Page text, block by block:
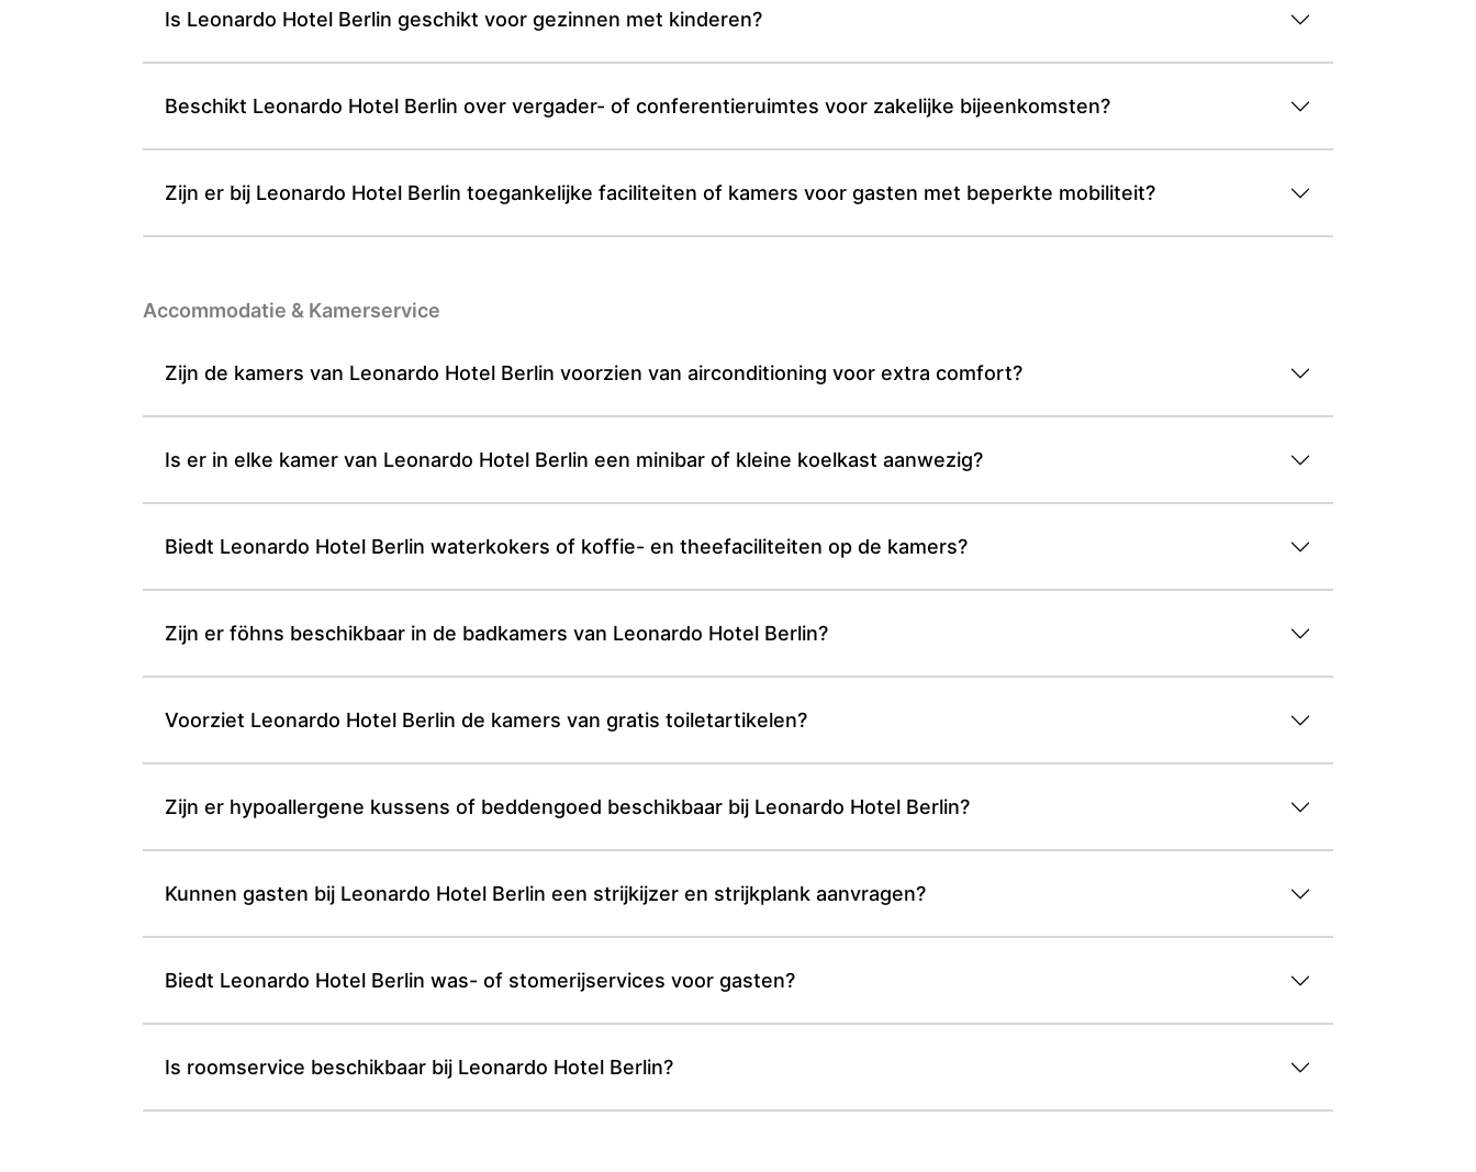
Is Leonardo Hotel Berlin geschikt voor gezinnen met kinderen?
Beschikt Leonardo Hotel Berlin over vergader- of conferentieruimtes voor zakelijke bijeenkomsten?
Zijn er bij Leonardo Hotel Berlin toegankelijke faciliteiten of kamers voor gasten met beperkte mobiliteit?
Accommodatie & Kamerservice
Zijn de kamers van Leonardo Hotel Berlin voorzien van airconditioning voor extra comfort?
Is er in elke kamer van Leonardo Hotel Berlin een minibar of kleine koelkast aanwezig?
Biedt Leonardo Hotel Berlin waterkokers of koffie- en theefaciliteiten op de kamers?
Zijn er föhns beschikbaar in de badkamers van Leonardo Hotel Berlin?
Voorziet Leonardo Hotel Berlin de kamers van gratis toiletartikelen?
Zijn er hypoallergene kussens of beddengoed beschikbaar bij Leonardo Hotel Berlin?
Kunnen gasten bij Leonardo Hotel Berlin een strijkijzer en strijkplank aanvragen?
Biedt Leonardo Hotel Berlin was- of stomerijservices voor gasten?
Is roomservice beschikbaar bij Leonardo Hotel Berlin?